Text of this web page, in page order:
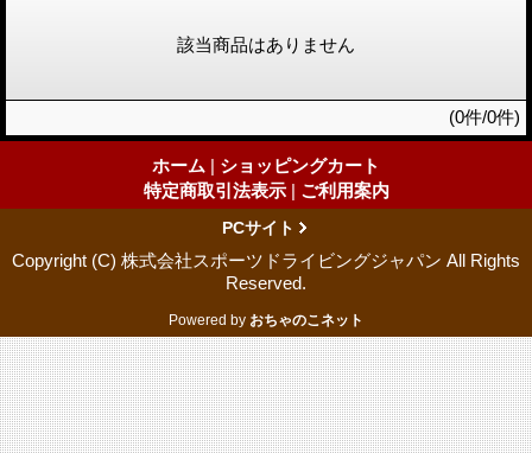
該当商品はありません
(0件/0件)
ホーム | ショッピングカート
特定商取引法表示 | ご利用案内
PCサイト
Copyright (C) 株式会社スポーツドライビングジャパン All Rights
Reserved.
Powered by おちゃのこネット